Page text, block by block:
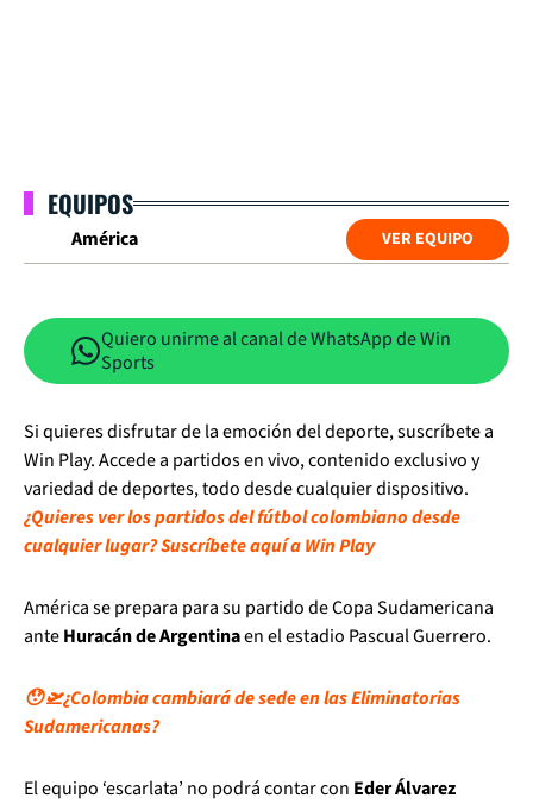
EQUIPOS
América VER EQUIPO
Quiero unirme al canal de WhatsApp de Win
Sports
Si quieres disfrutar de la emoción del deporte, suscríbete a
Win Play. Accede a partidos en vivo, contenido exclusivo y
variedad de deportes, todo desde cualquier dispositivo.
¿Quieres ver los partidos del fútbol colombiano desde
cualquier lugar? Suscríbete aquí a Win Play
América se prepara para su partido de Copa Sudamericana
anteHuracán de Argentinaen el estadio Pascual Guerrero.
😯🛫¿Colombia cambiará de sede en las Eliminatorias
Sudamericanas?
El equipo ‘escarlata’ no podrá contar con Eder Álvarez